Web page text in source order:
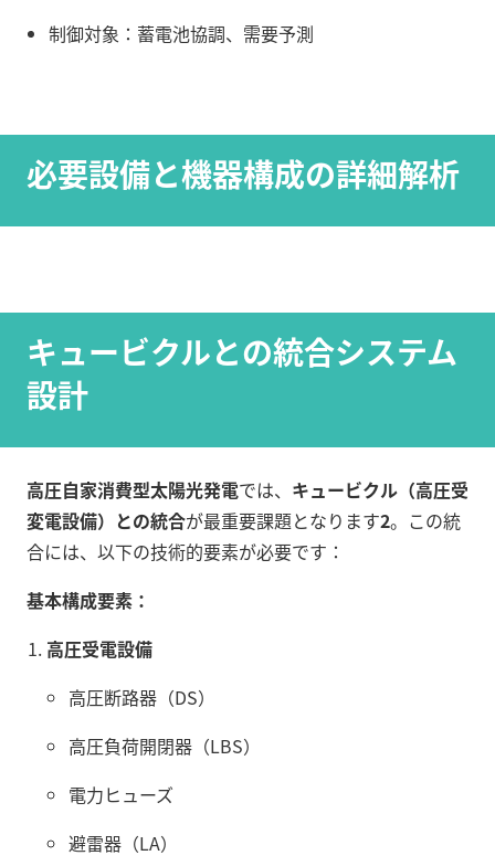
制御対象：蓄電池協調、需要予測
必要設備と機器構成の詳細解析
キュービクルとの統合システム
設計
高圧自家消費型太陽光発電では、 キュービクル（高圧受
変電設備）との統合が最重要課題となります2。この統
合には、以下の技術的要素が必要です：
基本構成要素：
高圧受電設備
高圧断路器（DS）
高圧負荷開閉器（LBS）
電力ヒューズ
避雷器（LA）